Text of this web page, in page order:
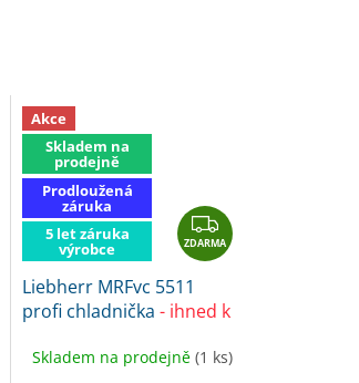
Akce
Skladem na
prodejně
Prodloužená
záruka
5 let záruka
výrobce
Z
D
R
A
ZDARMA
Liebherr MRFvc 5511
profi chladnička- ihned k
Skladem na prodejně (1 ks)